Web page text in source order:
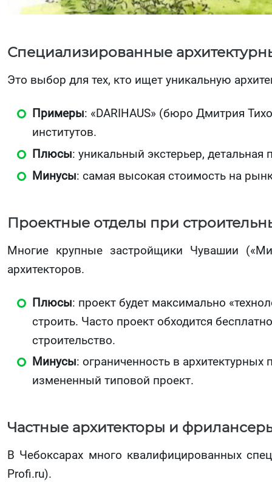
Специализированные
Это выбор для тех, кто ищет уникальную
Примеры: «DARIHAUS» (бюро Дмитрия
институтов.
Плюсы: уникальный экстерьер, детальная
Минусы: самая высокая стоимость на
Проектные отделы при
Многие крупные застройщики Чувашии
архитекторов.
Плюсы: проект будет максимально
строить. Часто проект обходится
строительство.
Минусы: ограниченность в
измененный типовой проект.
Частные архитекторы и
В Чебоксарах много квалифицированных
Profi.ru).